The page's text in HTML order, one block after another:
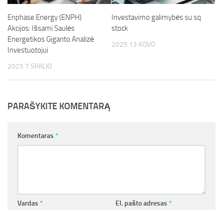
Enphase Energy (ENPH)
Akcijos: Išsami Saulės
Energetikos Giganto Analizė
Investuotojui
2025 7 SPALIO
Investavimo galimybės su sq
stock
2025 13 KOVO
PARAŠYKITE KOMENTARĄ
Komentaras *
Vardas * El. pašto adresas *